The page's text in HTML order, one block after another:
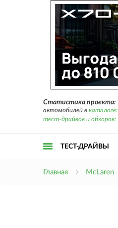
Статистика проекта:
автомобилей в каталоге:
тест-драйвов и обзоров:
ТЕСТ-ДРАЙВЫ
Главная McLaren